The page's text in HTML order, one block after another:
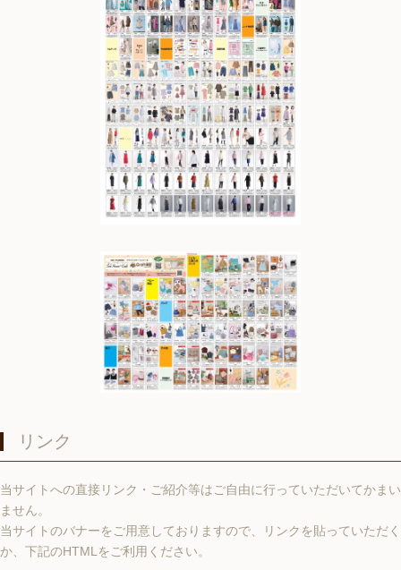
リンク
当サイトへの直接リンク・ご紹介等はご自由に行っていただいてかまい
ません。
当サイトのバナーをご用意しておりますので、リンクを貼っていただく
か、下記のHTMLをご利用ください。